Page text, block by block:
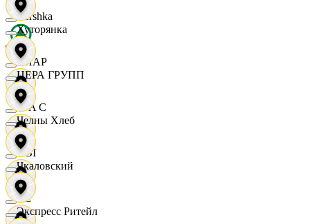
Bershka
СПАР
M A C
OBI
RE
Хуторянка
ЦЕРА ГРУПП
Челны Хлеб
Чкаловский
Экспресс Ритейл